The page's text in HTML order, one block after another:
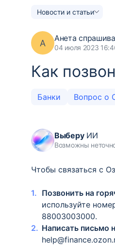
Новости и статьи
А Анета
04 июля 2023
Как
Банки Вопрос о
ВыберуИИ
Возможны
Чтобы связаться с
Позвонить на
используйте
88003003000.
Написать письмо